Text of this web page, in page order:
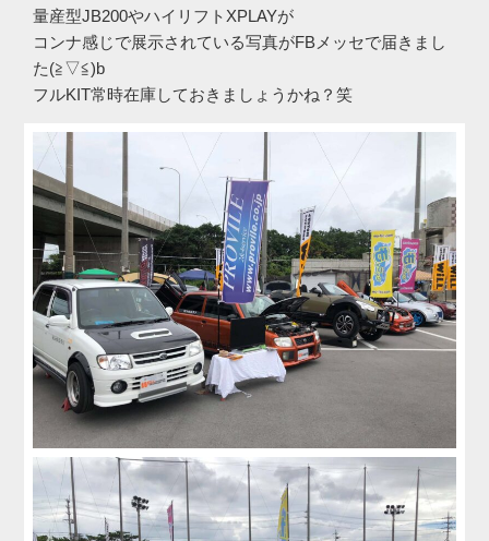
量産型JB200やハイリフトXPLAYが
コンナ感じで展示されている写真がFBメッセで届きまし
た(≧▽≦)b
フルKIT常時在庫しておきましょうかね？笑